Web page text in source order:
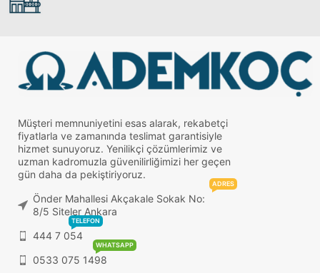
Müşteri memnuniyetini esas alarak, rekabetçi
fiyatlarla ve zamanında teslimat garantisiyle
hizmet sunuyoruz. Yenilikçi çözümlerimiz ve
uzman kadromuzla güvenilirliğimizi her geçen
gün daha da pekiştiriyoruz.
Önder Mahallesi Akçakale Sokak No:
8/5 Siteler Ankara
ADRES
444 7 054
TELEFON
0533 075 1498
WHATSAPP